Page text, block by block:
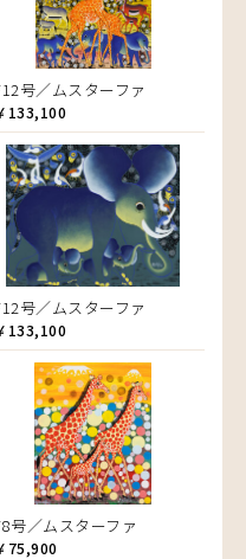
号／ムスターファ
133,100
号／ムスターファ
133,100
号／ムスターファ
75,900